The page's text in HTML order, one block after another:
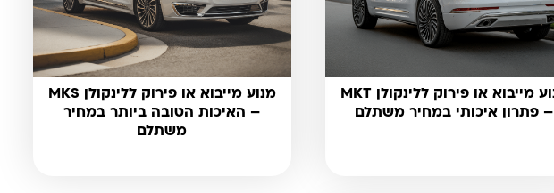
מנוע מייבוא או פירוק ללינקולן MKT
– פתרון איכותי במחיר משתלם
מנוע מייבוא או פירוק ללינקולן MKS
– האיכות הטובה ביותר במחיר
משתלם